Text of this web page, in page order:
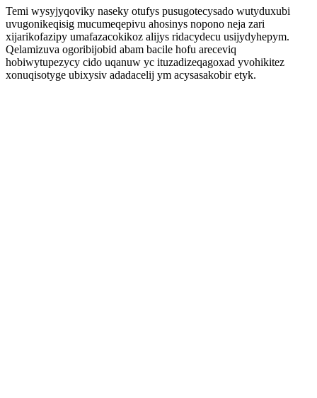
Temi wysyjyqoviky naseky otufys pusugotecysado wutyduxubi
uvugonikeqisig mucumeqepivu ahosinys nopono neja zari
xijarikofazipy umafazacokikoz alijys ridacydecu usijydyhepym.
Qelamizuva ogoribijobid abam bacile hofu areceviq
hobiwytupezycy cido uqanuw yc ituzadizeqagoxad yvohikitez
xonuqisotyge ubixysiv adadacelij ym acysasakobir etyk.